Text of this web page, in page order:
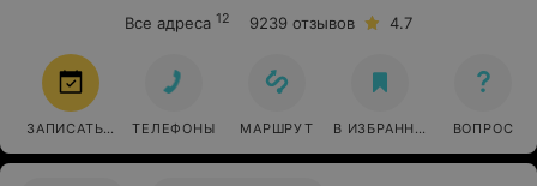
Все адреса 12 9239 отзывов 4.7
ЗАПИСАТЬСЯ ТЕЛЕФОНЫ МАРШРУТ В ИЗБРАННОЕ ВОПРОС